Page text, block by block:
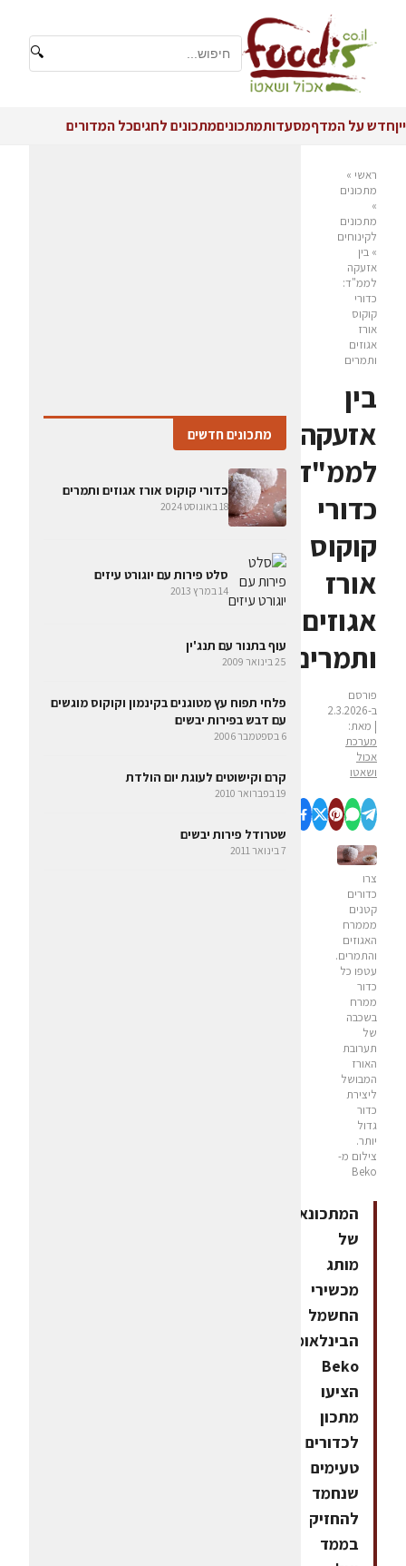
🔍
ייןחדש על המדףמסעדותמתכוניםמתכונים לחגיםכל המדורים
ראשי »
מתכונים
»
מתכונים
לקינוחים
» בין
אזעקה
לממ"ד:
כדורי
קוקוס
אורז
אגוזים
ותמרים
בין
אזעקה
לממ"ד:
כדורי
קוקוס
אורז
אגוזים
ותמרים
פורסם
ב-2.3.2026
| מאת:
מערכת
אכול
ושאטו
צרו
כדורים
קטנים
מממרח
האגוזים
והתמרים.
עטפו כל
כדור
ממרח
בשכבה
של
תערובת
האורז
המבושל
ליצירת
כדור
גדול
יותר.
צילום מ-
Beko
המתכונאים
של
מותג
מכשירי
החשמל
הבינלאומי
Beko
הציעו
מתכון
לכדורים
טעימים
שנחמד
להחזיק
בממד
מתכונים חדשים
כדורי קוקוס אורז אגוזים ותמרים
18 באוגוסט 2024
סלט פירות עם יוגורט עיזים
14 במרץ 2013
עוף בתנור עם תנג'ין
25 בינואר 2009
פלחי תפוח עץ מטוגנים בקינמון וקוקוס מוגשים
עם דבש בפירות יבשים
6 בספטמבר 2006
קרם וקישוטים לעוגת יום הולדת
19 בפברואר 2010
שטרודל פירות יבשים
7 בינואר 2011